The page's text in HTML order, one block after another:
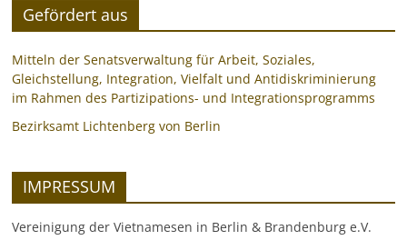
Gefördert aus
Mitteln der Senatsverwaltung für Arbeit, Soziales,
Gleichstellung, Integration, Vielfalt und Antidiskriminierung
im Rahmen des Partizipations- und Integrationsprogramms
Bezirksamt Lichtenberg von Berlin
IMPRESSUM
Vereinigung der Vietnamesen in Berlin & Brandenburg e.V.